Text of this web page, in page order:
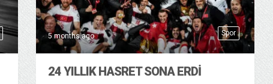
Spor
5 months ago
24 YILLIK HASRET SONA ERDI